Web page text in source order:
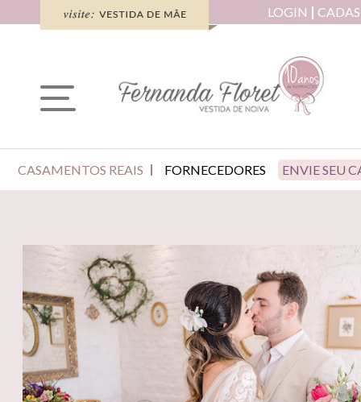
LOGIN
CASAMENTOS REAIS FORNECEDORES ENVIE SEU